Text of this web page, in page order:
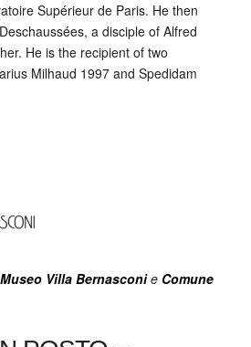
Supérieur de Paris. He then
a disciple of Alfred
He is the recipient of two
Milhaud 1997 and Spedidam
Museo Villa Bernasconie Comune